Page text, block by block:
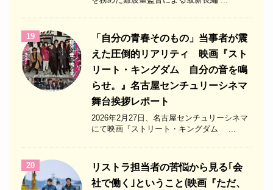
19
「自分の青春そのもの」当事者が震
えた圧倒的リアリティ 映画『スト
リート・キングダム 自分の音を鳴
らせ。』名古屋センチュリーシネマ
舞台挨拶レポート
2026年2月27日、名古屋センチュリーシネマ
にて映画『ストリート・キングダム ...
20
リストラ担当者の苦悩から見る｢会
社で働く｣ということ(映画『ただ、